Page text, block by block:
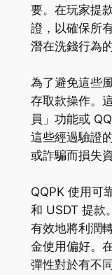
要。在玩家提
證，以確保所
潛在洗錢行為
為了避免這些
存取款操作。
員」功能或
這些經過驗證
或詐騙而損失
QQPK 使用可
和 USDT 提款
有效地將利潤
金使用偏好。
彈性對於有不